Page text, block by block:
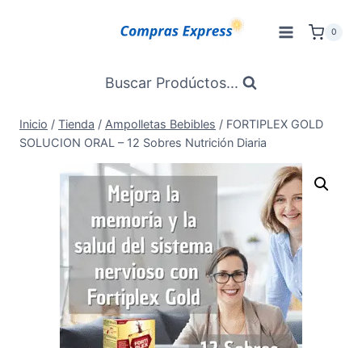
0
Buscar Prodúctos...
Inicio / Tienda / Ampolletas Bebibles / FORTIPLEX GOLD
SOLUCION ORAL – 12 Sobres Nutrición Diaria